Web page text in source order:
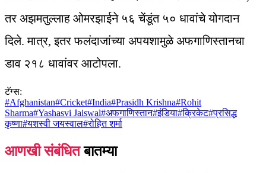
तर अझमतुल्लाह ओमरझाईने ५६ चेंडूंत ५० धावांचे योगदान
दिले. मात्र, इतर फलंदाजांच्या अपयशामुळे अफगाणिस्तानचा
डाव २१८ धावांवर आटोपला.
टॅग्स:
#Afghanistan#Cricket#India#Prasidh Krishna#Rohit
Sharma#Yashasvi Jaiswal#अफगाणिस्तान#इंडिया#क्रिकेट#प्रसिद्ध
कृष्णा#यशस्वी जयस्वाल#रोहित शर्मा
आणखी संबंधित बातम्या